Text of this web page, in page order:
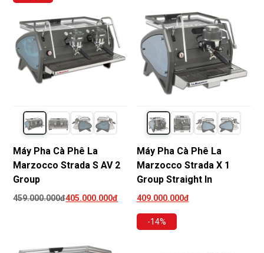
Máy Pha Cà Phê La
Marzocco Strada S AV 2
Group
459.000.000đ405.000.000đ
Máy Pha Cà Phê La
Marzocco Strada X 1
Group Straight In
409.000.000đ
-14%